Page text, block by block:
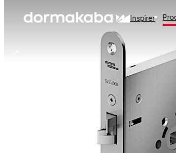
Inspirer